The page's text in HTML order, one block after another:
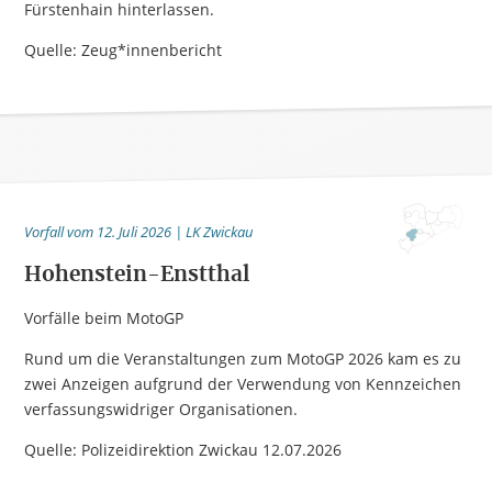
Fürstenhain hinterlassen.
Quelle: Zeug*innenbericht
Vorfall vom 12. Juli 2026 | LK Zwickau
Hohenstein-Enstthal
Vorfälle beim MotoGP
Rund um die Veranstaltungen zum MotoGP 2026 kam es zu
zwei Anzeigen aufgrund der Verwendung von Kennzeichen
verfassungswidriger Organisationen.
Quelle: Polizeidirektion Zwickau 12.07.2026